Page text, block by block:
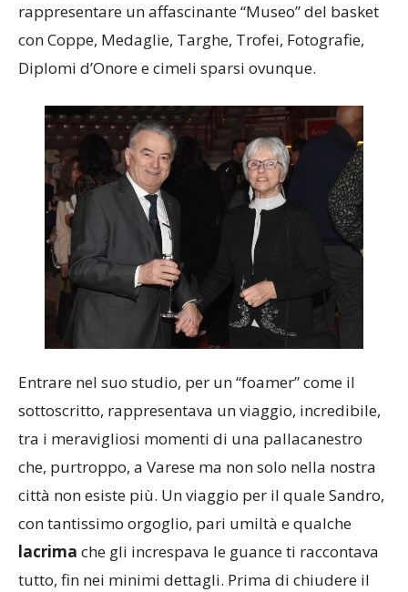
rappresentare un affascinante “Museo” del basket
con Coppe, Medaglie, Targhe, Trofei, Fotografie,
Diplomi d’Onore e cimeli sparsi ovunque.
Entrare nel suo studio, per un “foamer” come il
sottoscritto, rappresentava un viaggio, incredibile,
tra i meravigliosi momenti di una pallacanestro
che, purtroppo, a Varese ma non solo nella nostra
città non esiste più. Un viaggio per il quale Sandro,
con tantissimo orgoglio, pari umiltà e qualche
lacrima che gli increspava le guance ti raccontava
tutto, fin nei minimi dettagli. Prima di chiudere il